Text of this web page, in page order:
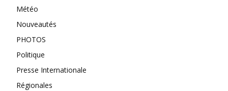
Météo
Nouveautés
PHOTOS
Politique
Presse Internationale
Régionales